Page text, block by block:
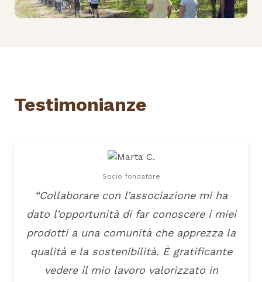
Testimonianze
Socio fondatore
“Collaborare con l’associazione mi ha
dato l’opportunità di far conoscere i miei
prodotti a una comunità che apprezza la
qualità e la sostenibilità. È gratificante
vedere il mio lavoro valorizzato in